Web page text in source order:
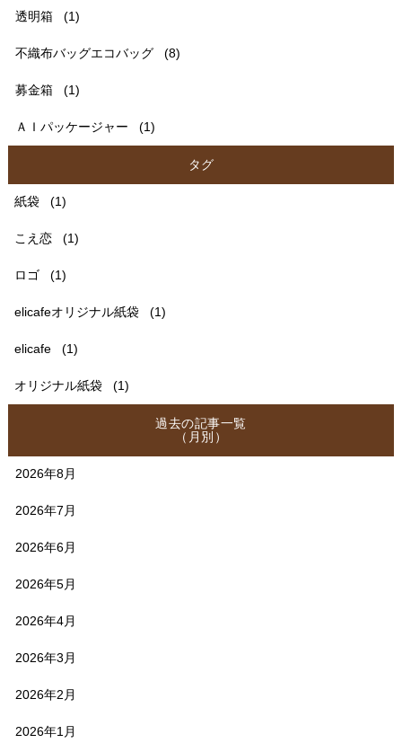
透明箱 (1)
不織布バッグエコバッグ (8)
募金箱 (1)
ＡＩパッケージャー (1)
タグ
紙袋 (1)
こえ恋 (1)
ロゴ (1)
elicafeオリジナル紙袋 (1)
elicafe (1)
オリジナル紙袋 (1)
過去の記事一覧
（月別）
2026年8月
2026年7月
2026年6月
2026年5月
2026年4月
2026年3月
2026年2月
2026年1月